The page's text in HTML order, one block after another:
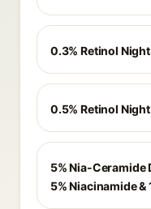
0.3% Retinol
0.5% Retinol
5% Nia-
5% Niacinamide